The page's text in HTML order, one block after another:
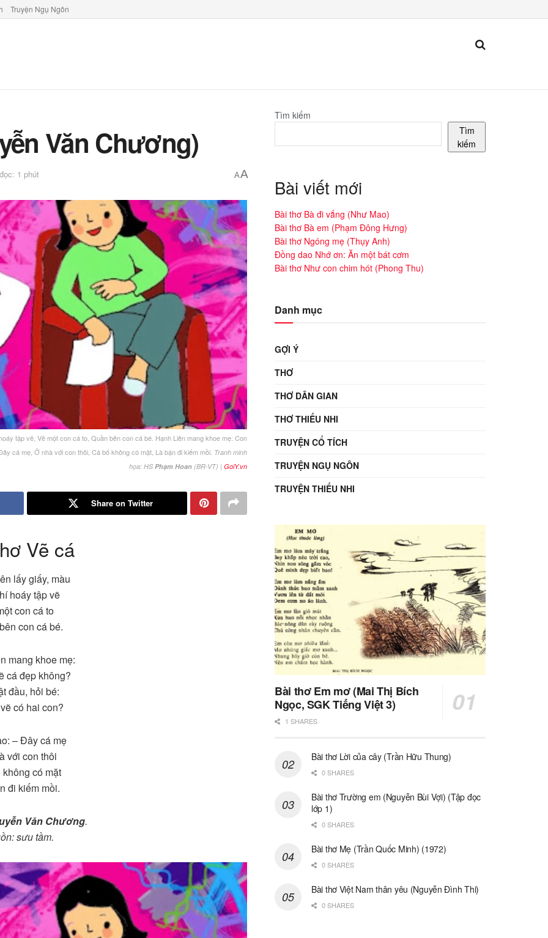
Truyện Ngụ Ngôn
Văn Chương)
1 phút AA
tập vẽ, Vẽ một con cá to, Quần bên con cá bé. Hạnh Liên mang khoe mẹ: Con
cá mẹ, Ở nhà với con thôi, Cá bố không có mặt, Là bận đi kiếm mồi. Tranh minh
họa: HS Phạm Hoan (BR-VT) | GoiY.vn
Share on Twitter
Vẽ cá
lấy giấy, màu
hoáy tập vẽ
con cá to
con cá bé.
mang khoe mẹ:
cá đẹp không?
đầu, hỏi bé:
có hai con?
– Đây cá mẹ
với con thôi
có mặt
đi kiếm mồi.
Văn Chương.
sưu tầm.
Tìm kiếm
Tìm
kiếm
Bài viết mới
Bài thơ Bà đi vắng (Như Mao)
Bài thơ Bà em (Phạm Đông Hưng)
Bài thơ Ngóng mẹ (Thụy Anh)
Đồng dao Nhớ ơn: Ăn một bát cơm
Bài thơ Như con chim hót (Phong Thu)
Danh mục
GỢI Ý
THƠ
THƠ DÂN GIAN
THƠ THIẾU NHI
TRUYỆN CỔ TÍCH
TRUYỆN NGỤ NGÔN
TRUYỆN THIẾU NHI
Bài thơ Em mơ (Mai Thị Bích
Ngọc, SGK Tiếng Việt 3)
1 SHARES
Bài thơ Lời của cây (Trần Hữu Thung)
0 SHARES
Bài thơ Trường em (Nguyễn Bùi Vợi) (Tập đọc
lớp 1)
0 SHARES
Bài thơ Mẹ (Trần Quốc Minh) (1972)
0 SHARES
Bài thơ Việt Nam thân yêu (Nguyễn Đình Thi)
0 SHARES